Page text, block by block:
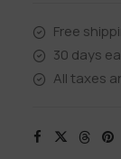
Free
30 days
All taxes